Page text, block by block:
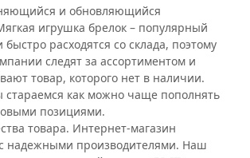
и обновляющийся
игрушка брелок – популярный
расходятся со склада, поэтому
следят за ассортиментом и
товар, которого нет в наличии.
стараемся как можно чаще пополнять
позициями.
товара. Интернет-магазин
надежными производителями. Наш